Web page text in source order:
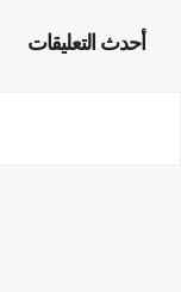
أحدث التعليقات